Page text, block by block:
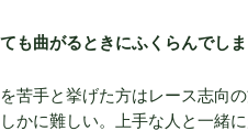
ても曲がるときにふくらんでしま
苦手と挙げた方はレース志向
かに難しい。上手な人と一緒